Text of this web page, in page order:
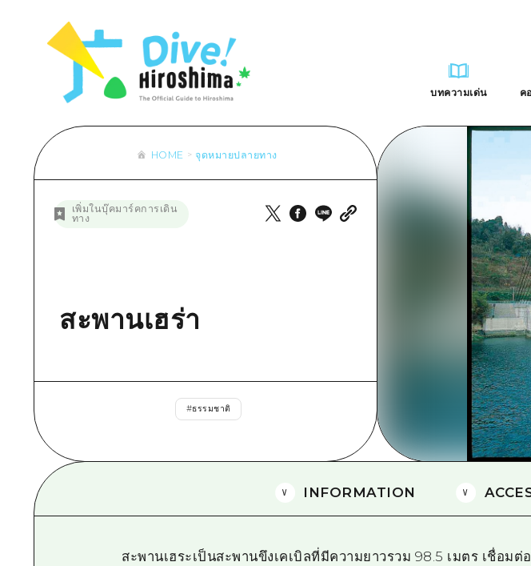
บทความเด่น
รายการ
คำแนะนำ
สถานบันเทิงยามค่ำคืน
ค
คู่มือ Dive! Hiroshima
ฮิโรชิม่า โมชิ โมชิ ทราเ
ความแออัดของสิ่งอำนวยความ
ตั๋วเที่ยวคุ้มค่าตั๋วเที่ยวคุ้มค่า
บริการรับฝากและจัดส่งสัมภาระ
รายการ
อาหารรสเลิศ / สุรา
การปั่นจักรยาน
ช้อปปิ้ง
กีฬา ประวัติศาสตร์ / วัฒนธรรม
ธรรมชาติ
รายการ
คู่มือ Dive! Hiroshima
ฮิโรชิม่า โมชิ โมชิ ทราเวล
เกโฮค
บริเวณรอบๆ มิยาจิมะ
บริเวณรอบเมืองฮิโรชิม่า
บิโฮคุ
บริเวณรอบๆ มิยาจิมะ
รายการ
เข้าถึงเข้าถึง
สรุปการจราจรรอง
ความแออัดของสิ่งอำนวยความสะดวก
ตั๋วเที่ยวคุ้มค่าตั๋วเที่ยวคุ้มค่า
บริการรับฝากและจัดส่งสัมภาระ
ฮิโรชิม่า ฟรี Wi-Fi
ไกด์อาสาสมัครไ
วิดีโอฮิโรชิม่า
HOME จุดหมายปลายทาง
เพิ่มในบุ๊คมาร์คการเดิน
ทาง
สะพานเฮร่า
#ธรรมชาติ
INFORMATION
สะพานเฮระเป็นสะพานขึงเคเบิลที่มีความยาวรวม 98.5 เมตร เชื่อมต่